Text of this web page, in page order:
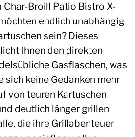
Char-Broill Patio Bistro X-
endlich unabhängig
sein? Dieses
Ihnen den direkten
Gasflaschen, was
sich keine Gedanken mehr
von teuren Kartuschen
deutlich länger grillen
die ihre Grillabenteuer